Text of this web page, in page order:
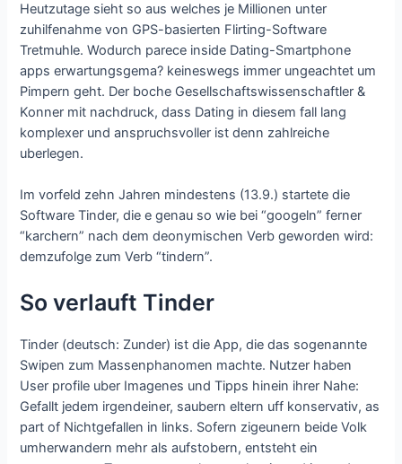
Heutzutage sieht so aus welches je Millionen unter
zuhilfenahme von GPS-basierten Flirting-Software
Tretmuhle. Wodurch parece inside Dating-Smartphone
apps erwartungsgema? keineswegs immer ungeachtet um
Pimpern geht. Der boche Gesellschaftswissenschaftler &
Konner mit nachdruck, dass Dating in diesem fall lang
komplexer und anspruchsvoller ist denn zahlreiche
uberlegen.
Im vorfeld zehn Jahren mindestens (13.9.) startete die
Software Tinder, die e genau so wie bei “googeln” ferner
“karchern” nach dem deonymischen Verb geworden wird:
demzufolge zum Verb “tindern”.
So verlauft Tinder
Tinder (deutsch: Zunder) ist die App, die das sogenannte
Swipen zum Massenphanomen machte. Nutzer haben
User profile uber Imagenes und Tipps hinein ihrer Nahe:
Gefallt jedem irgendeiner, saubern eltern uff konservativ, as
part of Nichtgefallen in links. Sofern zigeunern beide Volk
umherwandern mehr als aufstobern, entsteht ein